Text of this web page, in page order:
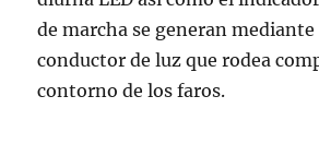
de marcha se generan mediante
conductor de luz que rodea
contorno de los faros.